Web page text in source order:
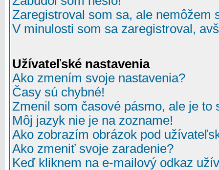
Zaregistroval som sa, ale nemôžem
V minulosti som sa zaregistroval,
Užívateľské nastavenia
Ako zmením svoje nastavenia?
Časy sú chybné!
Zmenil som časové pásmo, ale je to
Môj jazyk nie je na zozname!
Ako zobrazím obrázok pod
Ako zmeniť svoje zaradenie?
Keď kliknem na e-mailový odkaz